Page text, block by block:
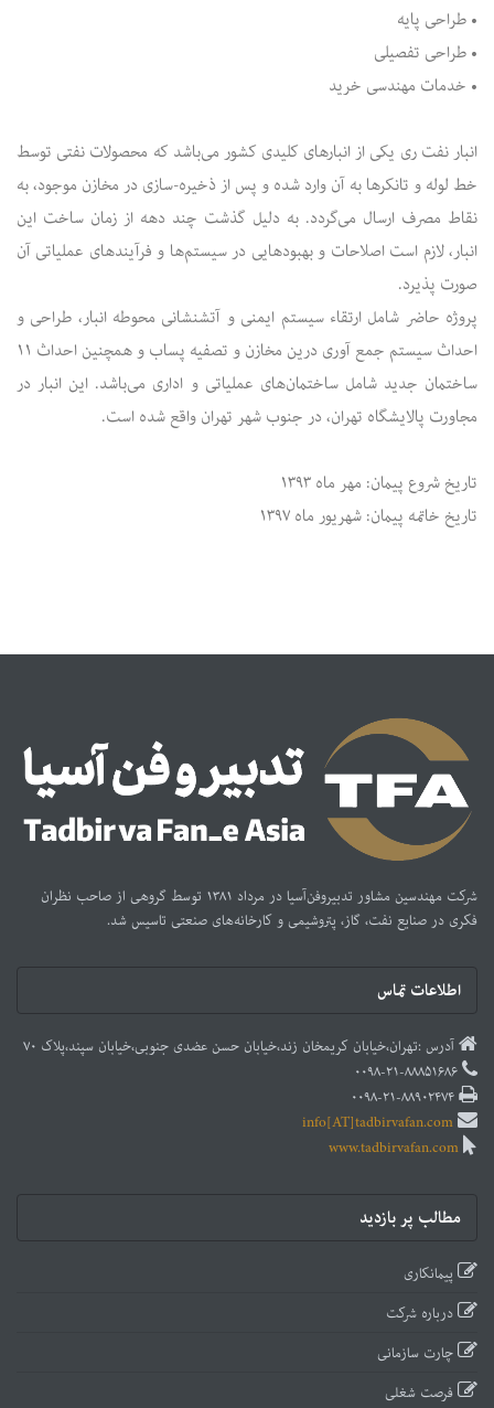
• طراحی پایه
• طراحی تفصیلی
• خدمات مهندسی خرید
انبار نفت ری یکی از انبارهای کلیدی کشور می‌باشد که محصولات نفتی توسط
خط لوله و تانکرها به آن وارد شده و پس از ذخیره-سازی در مخازن موجود، به
نقاط مصرف ارسال می‌گردد. به دلیل گذشت چند دهه از زمان ساخت این
انبار، لازم است اصلاحات و بهبودهایی در سیستم‌ها و فرآیندهای عملیاتی آن
صورت پذیرد.
پروژه حاضر شامل ارتقاء سیستم ایمنی و آتشنشانی محوطه انبار، طراحی و
احداث سیستم جمع آوری درین مخازن و تصفیه پساب و همچنین احداث ۱۱
ساختمان جدید شامل ساختمان‌های عملیاتی و اداری می‌باشد. این انبار در
مجاورت پالایشگاه تهران، در جنوب شهر تهران واقع شده است.
تاریخ شروع پیمان: مهر ماه ۱۳۹۳
تاریخ خاتمه پیمان: شهریور ماه ۱۳۹۷
شرکت مهندسین مشاور تدبیر‌و‌فن‌آسیا در مرداد ۱۳۸۱ توسط گروهی از صاحب نظران
فکری در صنایع نفت، گاز، پتروشیمی و کارخانه‌های صنعتی تاسیس شد.
اطلاعات تماس
آدرس :تهران،خیابان کریمخان زند،خیابان حسن عضدی جنوبی،خیابان سپند،پلاک ۷۰
info[AT]tadbirvafan.com
www.tadbirvafan.com
مطالب پر بازدید
پیمانکاری
درباره شرکت
چارت سازمانی
فرصت شغلی